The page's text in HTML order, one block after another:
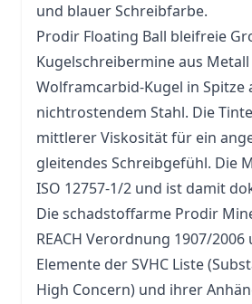
und blauer Schreibfarbe.
Prodir Floating Ball bleifreie
Kugelschreibermine aus
Wolframcarbid-Kugel in Spitze
nichtrostendem Stahl. Die
mittlerer Viskosität für ein
gleitendes Schreibgefühl. Die
ISO 12757-1/2 und ist damit
Die schadstoffarme Prodir
REACH Verordnung 1907/
Elemente der SVHC Liste
High Concern) und ihrer